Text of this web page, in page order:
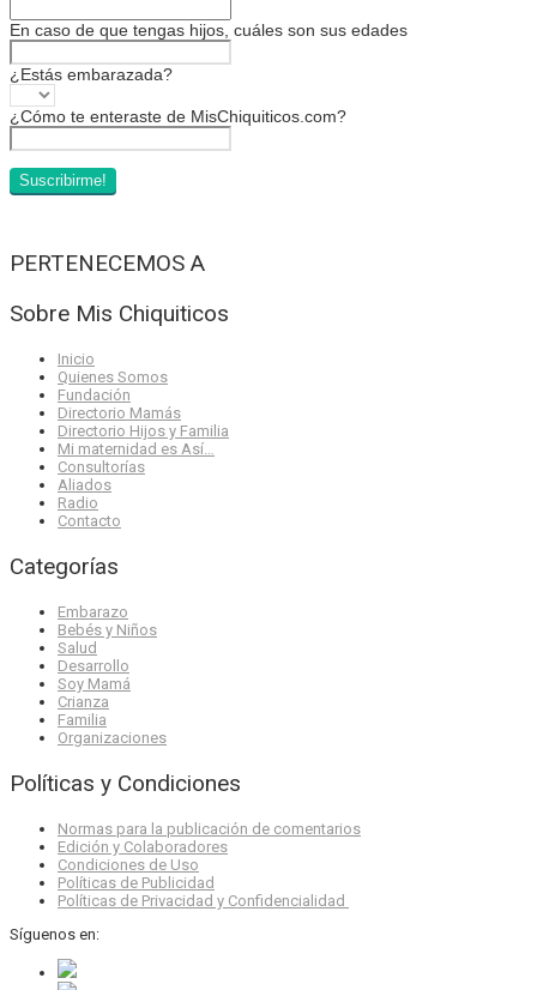
En caso de que tengas hijos, cuáles son sus edades
¿Estás embarazada?
¿Cómo te enteraste de MisChiquiticos.com?
PERTENECEMOS A
Sobre Mis Chiquiticos
Inicio
Quienes Somos
Fundación
Directorio Mamás
Directorio Hijos y Familia
Mi maternidad es Así…
Consultorías
Aliados
Radio
Contacto
Categorías
Embarazo
Bebés y Niños
Salud
Desarrollo
Soy Mamá
Crianza
Familia
Organizaciones
Políticas y Condiciones
Normas para la publicación de comentarios
Edición y Colaboradores
Condiciones de Uso
Políticas de Publicidad
Políticas de Privacidad y Confidencialidad
Síguenos en: